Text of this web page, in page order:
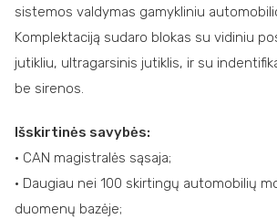
sistemos valdymas gamykliniu
Komplektaciją sudaro blokas su vidiniu
jutikliu, ultragarsinis jutiklis, ir su
be sirenos.
Išskirtinės savybės:
• CAN magistralės sąsaja;
• Daugiau nei 100 skirtingų automobilių
duomenų bazėje;